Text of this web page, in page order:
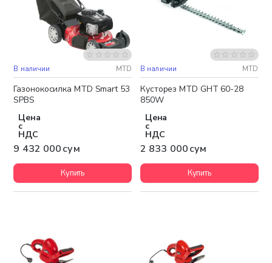
Бесплатная доставка
В наличии MTD
Газонокосилка MTD Smart 53
SPBS
Цена
с
НДС
9 432 000 сум
Купить
Бесплатная доставка
В наличии MTD
Кусторез MTD GHT 60-28
850W
Цена
с
НДС
2 833 000 сум
Купить